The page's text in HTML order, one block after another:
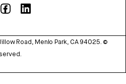
Road, Menlo Park, CA 94025. ©